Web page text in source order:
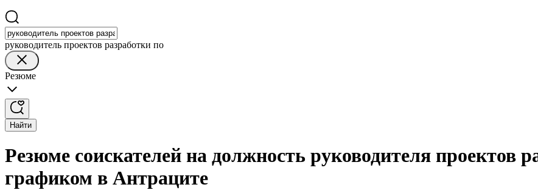
руководитель проектов разработки по
Резюме
Найти
Резюме соискателей на должность руководителя проектов
графиком в Антраците